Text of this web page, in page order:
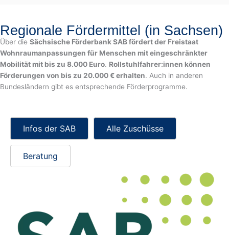
Regionale Fördermittel (in Sachsen)
Über die Sächsische Förderbank SAB fördert der Freistaat
Wohnraumanpassungen für Menschen mit eingeschränkter
Mobilität mit bis zu 8.000 Euro. Rollstuhlfahrer:innen können
Förderungen von bis zu 20.000 € erhalten. Auch in anderen
Bundesländern gibt es entsprechende Förderprogramme.
Infos der SAB Alle Zuschüsse
Beratung